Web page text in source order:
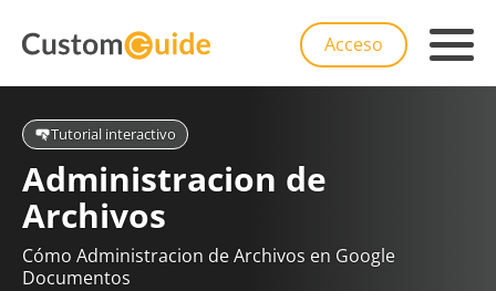
Acceso
Tutorial interactivo
Administracion de
Archivos
Cómo Administracion de Archivos en Google
Documentos